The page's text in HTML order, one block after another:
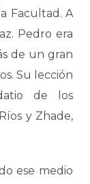
Facultad. A
Pedro era
de un gran
Su lección
de los
y Zhade,
ese medio